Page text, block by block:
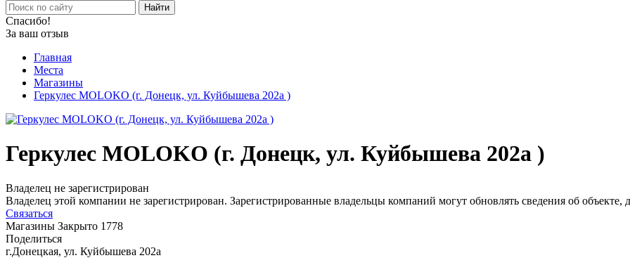
Найти
Спасибо!
За ваш отзыв
Главная
Места
Магазины
Геркулес MOLOKO (г. Донецк, ул. Куйбышева 202а )
Геркулес MOLOKO (г. Донецк, ул. Куйбышева 202а )
Владелец не зарегистрирован
Владелец этой компании не зарегистрирован. Зарегистрированные владельцы компаний могут обновлять сведения об объекте,
Связаться
Магазины Закрыто 1778
Поделиться
г.Донецкая, ул. Куйбышева 202а